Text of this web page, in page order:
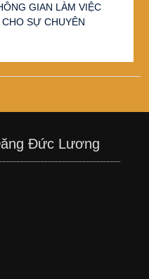
GIAN LÀM VIỆC
SỰ CHUYÊN
Đức Lương